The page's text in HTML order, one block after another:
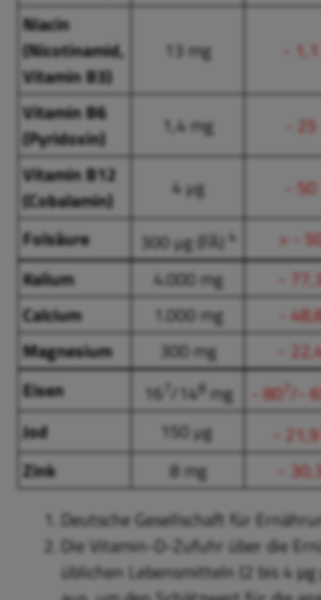
Niacin
(Nicotinamid,
Vitamin B3)
13 mg - 1,1
Vitamin B6
(Pyridoxin)
1,4 mg - 25
Vitamin B12
(Cobalamin)
4 µg - 50
Folsäure
300 µg (FÄ) 4 > -
Kalium
4.000 mg -
Calcium
1.000 mg -
Magnesium
300 mg -
Eisen
16 /148mg - 807 /-
Jod
150 µg - 21,9
Zink 8 mg -
Deutsche Gesellschaft für
Die Vitamin-D-Zufuhr über die
üblichen Lebensmitteln (2 bis 4